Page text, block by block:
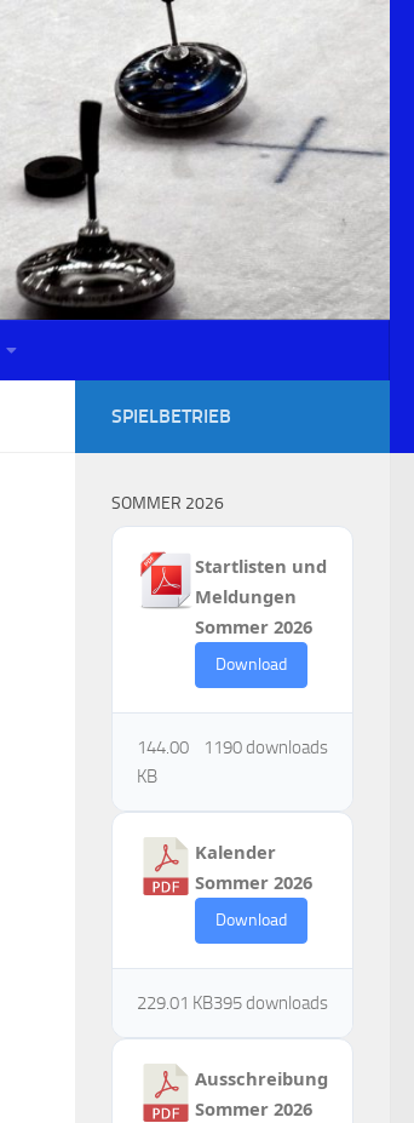
SPIELBETRIEB
SOMMER 2026
Startlisten und
Meldungen
Sommer 2026
Download
1190 downloads
144.00
KB
Kalender
Sommer 2026
Download
395 downloads
229.01 KB
Ausschreibung
Sommer 2026